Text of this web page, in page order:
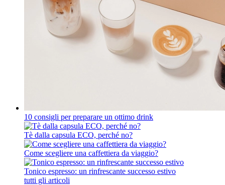
10 consigli per preparare un ottimo drink
Tè dalla capsula ECO, perché no?
Come scegliere una caffettiera da viaggio?
Tonico espresso: un rinfrescante successo estivo
tutti gli articoli